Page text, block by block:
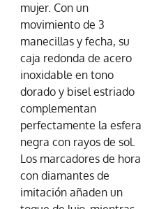
mujer. Con un
movimiento de 3
manecillas y fecha, su
caja redonda de acero
inoxidable en tono
dorado y bisel estriado
complementan
perfectamente la esfera
negra con rayos de sol.
Los marcadores de hora
con diamantes de
imitación añaden un